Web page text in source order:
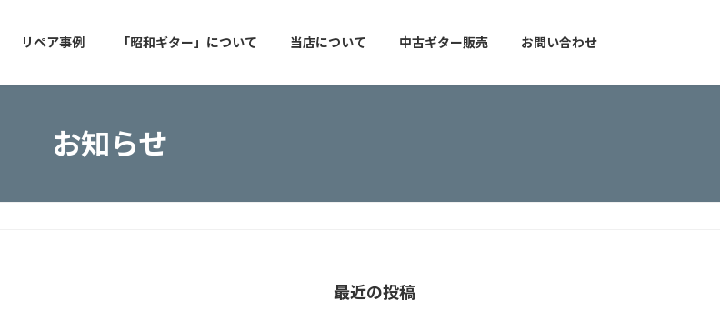
リペア事例 「昭和ギター」について 当店について 中古ギター販売 お問い合わせ
お知らせ
最近の投稿